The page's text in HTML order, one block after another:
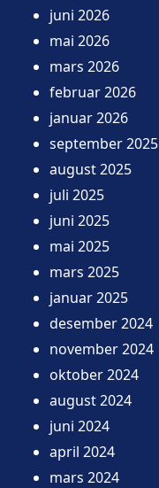
juni 2026
mai 2026
mars 2026
februar 2026
januar 2026
september 2025
august 2025
juli 2025
juni 2025
mai 2025
mars 2025
januar 2025
desember 2024
november 2024
oktober 2024
august 2024
juni 2024
april 2024
mars 2024